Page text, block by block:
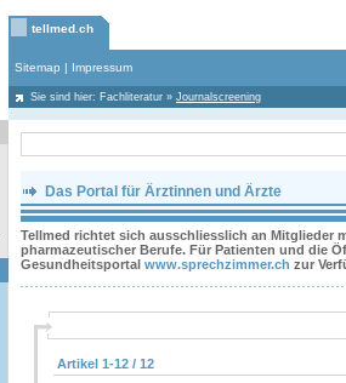
tellmed.ch
Sitemap | Impressum
Sie sind hier: Fachliteratur » Journalscreening
Das Portal für Ärztinnen und Ärzte
Tellmed richtet sich ausschliesslich an Mitglieder
pharmazeutischer Berufe. Für Patienten und die
Gesundheitsportal www.sprechzimmer.ch zur
Artikel 1-12 / 12